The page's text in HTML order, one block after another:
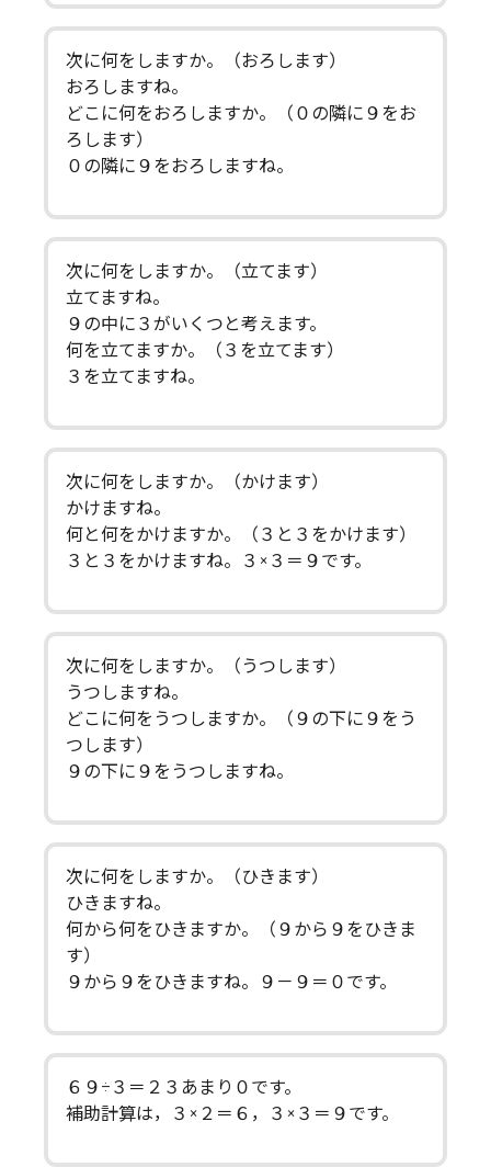
次に何をしますか。（おろします）
おろしますね。
どこに何をおろしますか。（０の隣に９をお
ろします）
０の隣に９をおろしますね。
次に何をしますか。（立てます）
立てますね。
９の中に３がいくつと考えます。
何を立てますか。（３を立てます）
３を立てますね。
次に何をしますか。（かけます）
かけますね。
何と何をかけますか。（３と３をかけます）
３と３をかけますね。３×３＝９です。
次に何をしますか。（うつします）
うつしますね。
どこに何をうつしますか。（９の下に９をう
つします）
９の下に９をうつしますね。
次に何をしますか。（ひきます）
ひきますね。
何から何をひきますか。（９から９をひきま
す）
９から９をひきますね。９－９＝０です。
６９÷３＝２３あまり０です。
補助計算は，３×２＝６，３×３＝９です。